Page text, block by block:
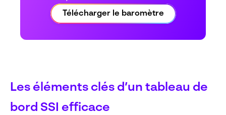
Télécharger le baromètre
Les éléments clés d’un tableau de
bord SSI efficace